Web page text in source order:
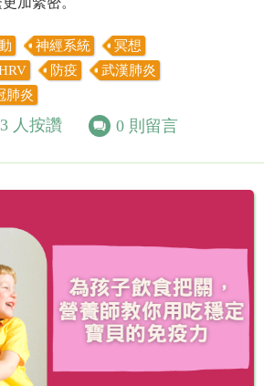
神經系統
冥想
防疫
武漢肺炎
肺炎
3 人按讚 0 則留言